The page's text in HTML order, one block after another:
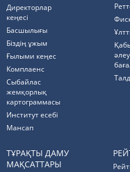
Директорлар
кеңесі
Басшылығы
Біздің ұжым
Ғылыми кеңес
Комплаенс
Cыбайлас
жемқорлық
картограммасы
Институт есебі
Мансап
ТҰРАҚТЫ ДАМУ
МАҚСАТТАРЫ